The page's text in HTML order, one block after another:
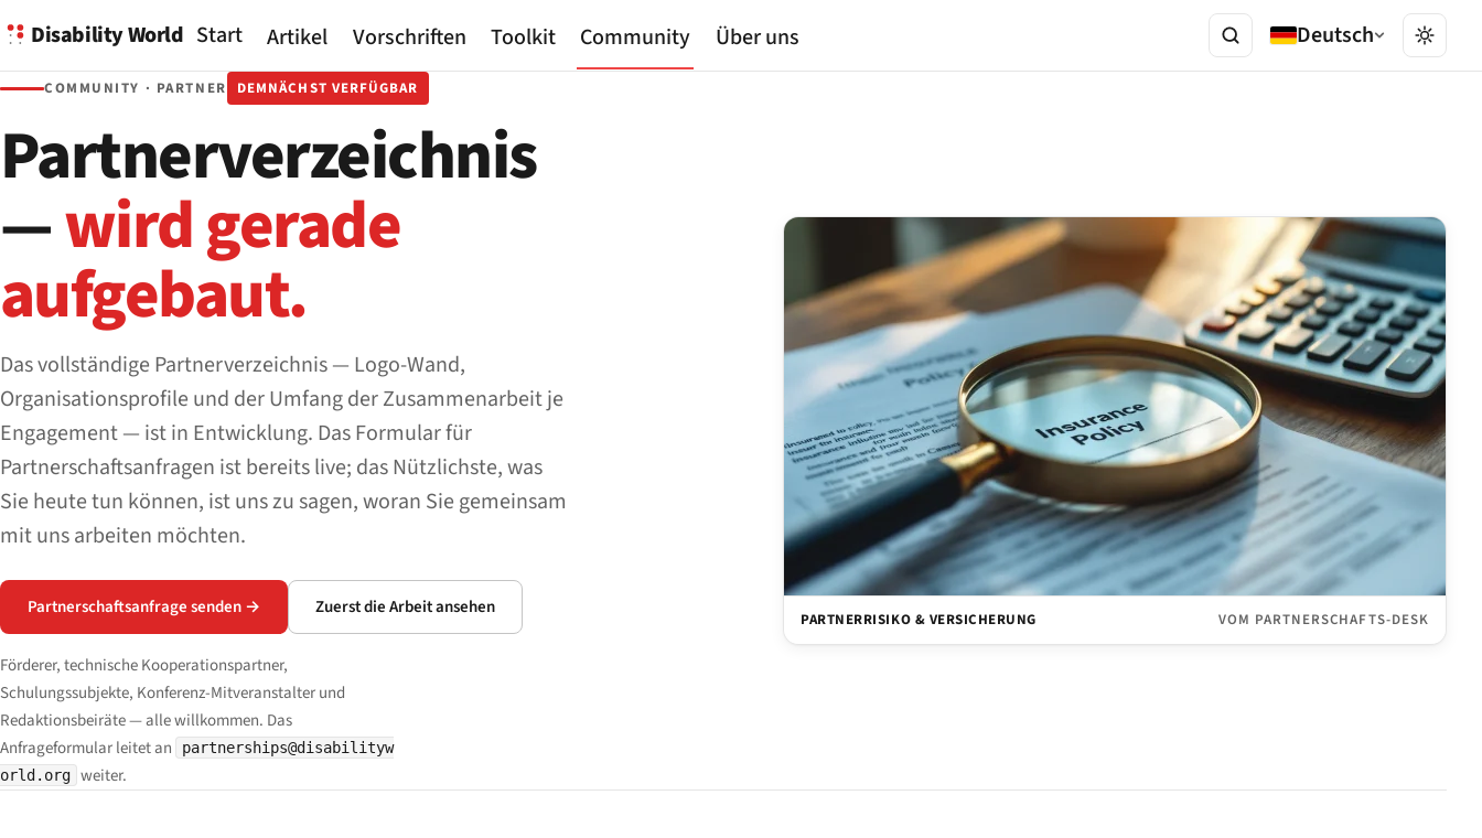
Disability World Start Artikel Vorschriften Toolkit Community Über uns Deutsch
COMMUNITY · PARTNER DEMNÄCHST VERFÜGBAR
Partnerverzeichnis
—wird gerade
aufgebaut.
Das vollständige Partnerverzeichnis — Logo-Wand,
Organisationsprofile und der Umfang der Zusammenarbeit je
Engagement — ist in Entwicklung. Das Formular für
Partnerschaftsanfragen ist bereits live; das Nützlichste, was
Sie heute tun können, ist uns zu sagen, woran Sie gemeinsam
mit uns arbeiten möchten.
Partnerschaftsanfrage senden → Zuerst die Arbeit ansehen
Förderer, technische Kooperationspartner,
Schulungssubjekte, Konferenz-Mitveranstalter und
Redaktionsbeiräte — alle willkommen. Das
Anfrageformular leitet an
partnerships@disabilityw
orld.org weiter.
PARTNERRISIKO & VERSICHERUNG VOM PARTNERSCHAFTS-DESK